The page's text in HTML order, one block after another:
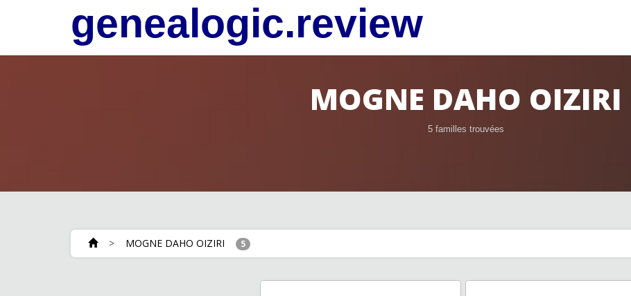
genealogic.review
MOGNE DAHO OIZIRI
5 familles trouvées
> MOGNE DAHO OIZIRI 5